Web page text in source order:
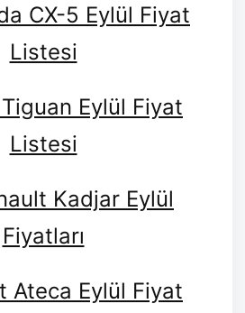
CX-5 Eylül Fiyat
Listesi
Eylül Fiyat
Listesi
Kadjar Eylül
Fiyatları
Ateca Eylül Fiyat